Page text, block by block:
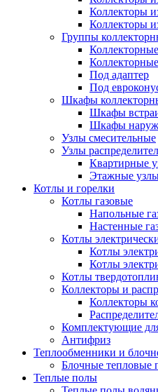
Коллекторы
Коллекторы
Группы
Под адаптер
Под
Шкафы
Шкафы
Шкафы
Узлы смесительные
Узлы
Квартирные
Этажные
Котлы и горелки
Котлы газовые
Напольные
Настенные
Котлы
Котлы
Котлы
Котлы
Коллекторы и
Коллекторы
Комплектующие
Антифриз
Теплообменники и
Блочные тепловые
Теплые полы